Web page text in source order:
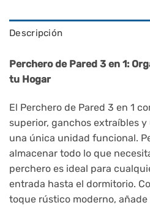
Descripción
Perchero de Pared 3 en 1:
tu Hogar
El Perchero de Pared 3 en 1
superior, ganchos extraíbles
una única unidad funcional.
almacenar todo lo que
perchero es ideal para
entrada hasta el dormitorio.
toque rústico moderno,